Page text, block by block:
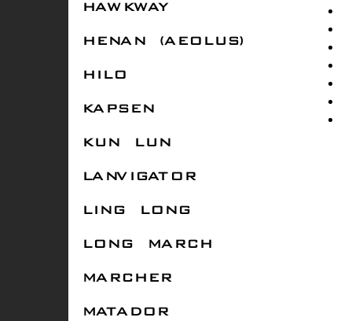
HAWKWAY
HENAN (AEOLUS)
HILO
KAPSEN
KUN LUN
LANVIGATOR
LING LONG
LONG MARCH
MARCHER
MATADOR